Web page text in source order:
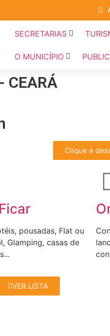
SECRETARIAS
O MUNICÍPIO
CEARÁ
Clique e
pousadas, Flat ou
Glamping, casas de
VER LISTA